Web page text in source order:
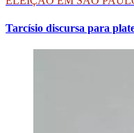
Tarcísio discursa para